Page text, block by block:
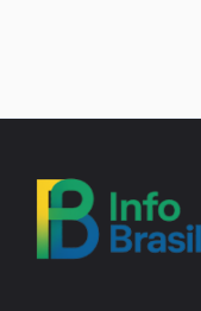
contenuto